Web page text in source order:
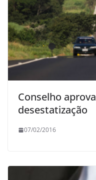
Conselho
desestatização
07/02/2016